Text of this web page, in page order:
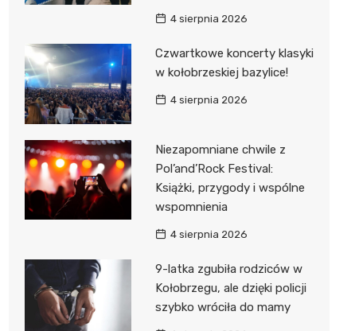
4 sierpnia 2026
Czwartkowe koncerty klasyki
w kołobrzeskiej bazylice!
4 sierpnia 2026
Niezapomniane chwile z
Pol’and’Rock Festival:
Książki, przygody i wspólne
wspomnienia
4 sierpnia 2026
9-latka zgubiła rodziców w
Kołobrzegu, ale dzięki policji
szybko wróciła do mamy